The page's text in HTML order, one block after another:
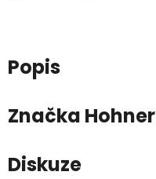
Popis
Značka Hohner
Diskuze